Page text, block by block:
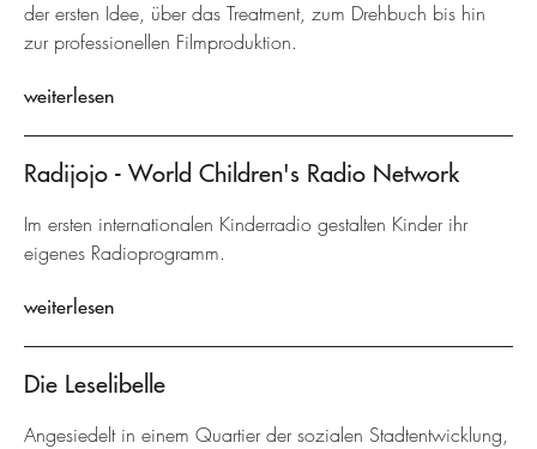
der ersten Idee, über das Treatment, zum Drehbuch bis hin
zur professionellen Filmproduktion.
weiterlesen
Radijojo - World Children's Radio Network
Im ersten internationalen Kinderradio gestalten Kinder ihr
eigenes Radioprogramm.
weiterlesen
Die Leselibelle
Angesiedelt in einem Quartier der sozialen Stadtentwicklung,